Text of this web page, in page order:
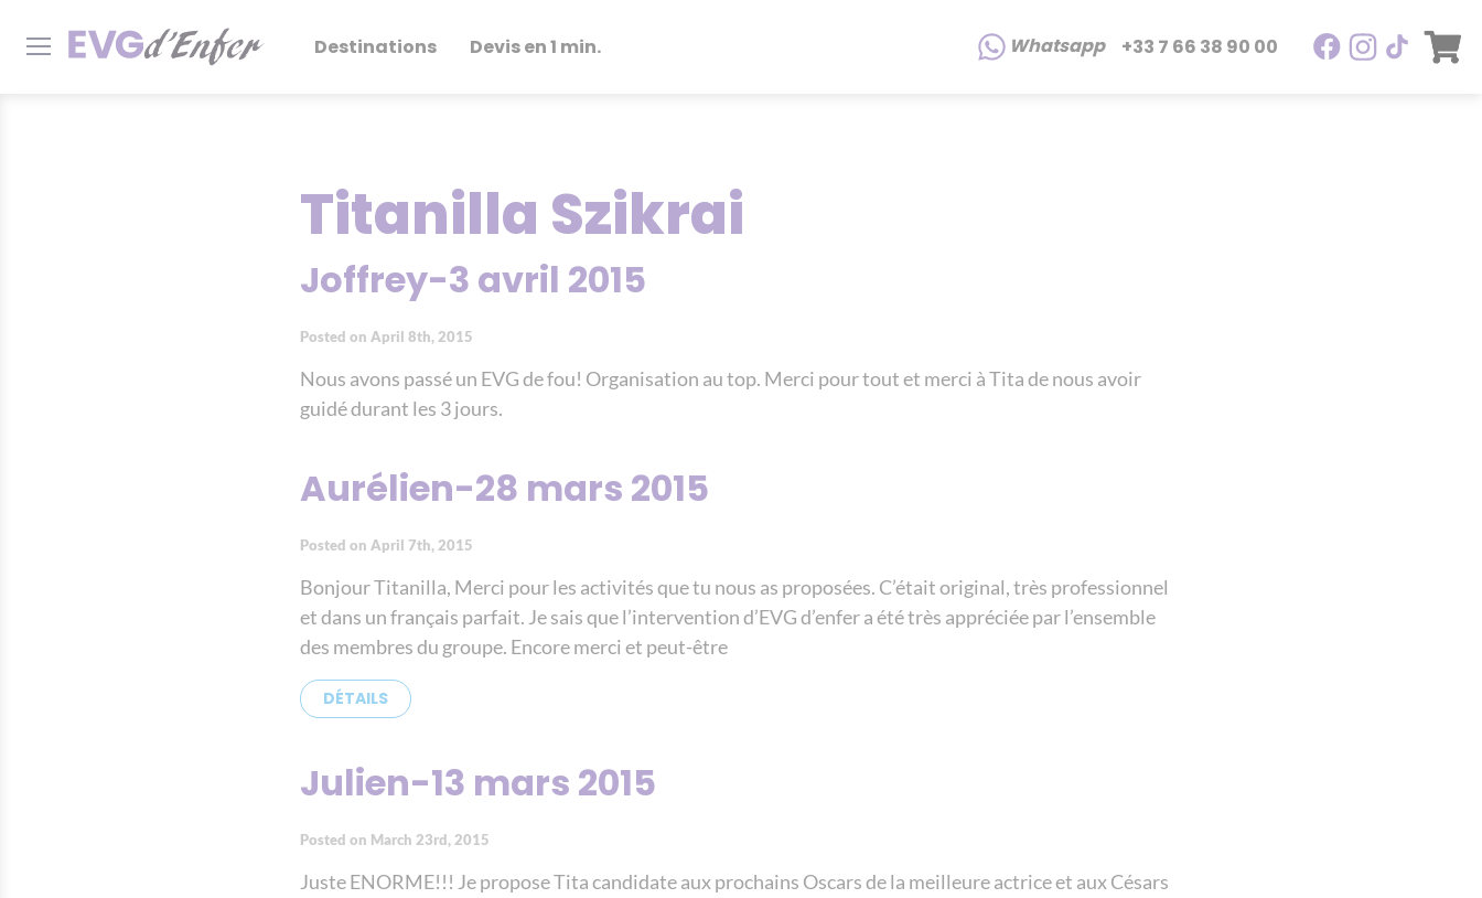
Destinations Devis en 1 min. Whatsapp +33 7 66 38 90 00
Titanilla Szikrai
Joffrey-3 avril 2015
Posted on April 8th, 2015
Nous avons passé un EVG de fou! Organisation au top. Merci pour tout et merci à Tita de nous avoir
guidé durant les 3 jours.
Aurélien-28 mars 2015
Posted on April 7th, 2015
Bonjour Titanilla, Merci pour les activités que tu nous as proposées. C’était original, très professionnel
et dans un français parfait. Je sais que l’intervention d’EVG d’enfer a été très appréciée par l’ensemble
des membres du groupe. Encore merci et peut-être
DÉTAILS
Julien-13 mars 2015
Posted on March 23rd, 2015
Juste ENORME!!! Je propose Tita candidate aux prochains Oscars de la meilleure actrice et aux Césars